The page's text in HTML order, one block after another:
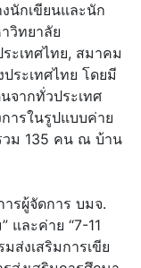
นักเขียนและนัก
วิทยาลัย
ะเทศไทย, สมาคม
ประเทศไทย โดยมี
จากทั่วประเทศ
ารในรูปแบบค่าย
วม 135 คน ณ บ้าน
ารผู้จัดการ บมจ.
และค่าย “7-11
ส่งเสริมการเขีย